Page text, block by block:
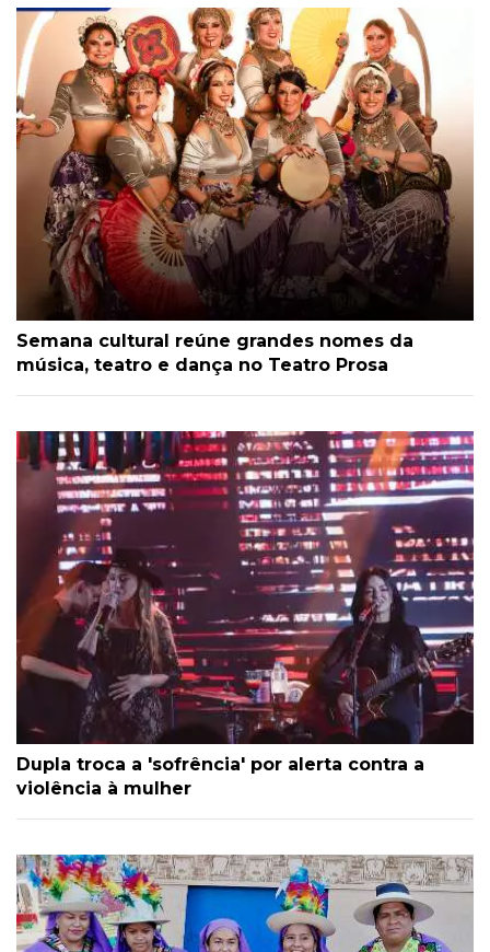
Semana cultural reúne grandes nomes da
música, teatro e dança no Teatro Prosa
Dupla troca a 'sofrência' por alerta contra a
violência à mulher